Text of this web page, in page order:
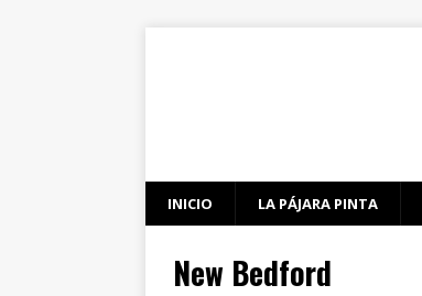
INICIO LA PÁJARA PINTA
New Bedford